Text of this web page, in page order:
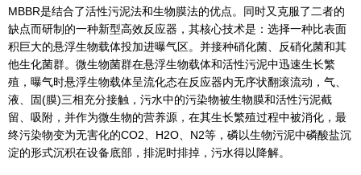
MBBR是结合了活性污泥法和生物膜法的优点。同时又克服了二者的
缺点而研制的一种新型高效反应器，其核心技术是：选择一种比表面
积巨大的悬浮生物载体投加进曝气区。并接种硝化菌、反硝化菌和其
他生化菌群。微生物菌群在悬浮生物载体和活性污泥中迅速生长繁
殖，曝气时悬浮生物载体呈流化态在反应器内无序状翻滚流动，气、
液、固(膜)三相充分接触，污水中的污染物被生物膜和活性污泥截
留、吸附，并作为微生物的营养源，在其生长繁殖过程中被消化，最
终污染物变为无害化的CO2、H2O、N2等，磷以生物污泥中磷酸盐沉
淀的形式沉积在设备底部，排泥时排掉，污水得以降解。